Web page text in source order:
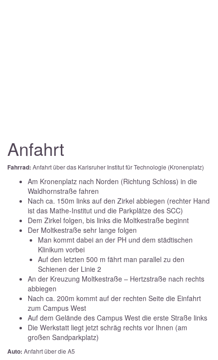
Anfahrt
Fahrrad: Anfahrt über das Karlsruher Institut für Technologie (Kronenplatz)
Am Kronenplatz nach Norden (Richtung Schloss) in die
Waldhornstraße fahren
Nach ca. 150m links auf den Zirkel abbiegen (rechter Hand
ist das Mathe-Institut und die Parkplätze des SCC)
Dem Zirkel folgen, bis links die Moltkestraße beginnt
Der Moltkestraße sehr lange folgen
Man kommt dabei an der PH und dem städtischen
Klinikum vorbei
Auf den letzten 500 m fährt man parallel zu den
Schienen der Linie 2
An der Kreuzung Moltkestraße – Hertzstraße nach rechts
abbiegen
Nach ca. 200m kommt auf der rechten Seite die Einfahrt
zum Campus West
Auf dem Gelände des Campus West die erste Straße links
Die Werkstatt liegt jetzt schräg rechts vor Ihnen (am
großen Sandparkplatz)
Auto: Anfahrt über die A5